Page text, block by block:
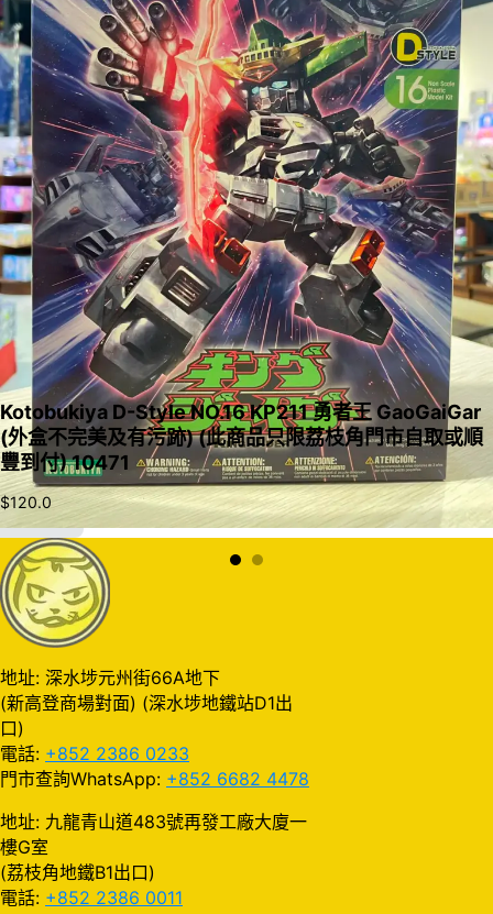
入購物車
Kotobukiya D-Style NO.16 KP211 勇者王 GaoGaiGar
(外盒不完美及有污跡) (此商品只限荔枝角門市自取或順
豐到付) 10471
$120.0
地址: 深水埗元州街66A地下
(新高登商場對面) (深水埗地鐵站D1出
口)
電話: +852 2386 0233
門市查詢WhatsApp: +852 6682 4478
地址: 九龍青山道483號再發工廠大廈一
樓G室
(荔枝角地鐵B1出口)
電話: +852 2386 0011